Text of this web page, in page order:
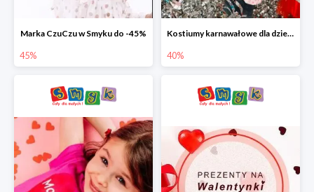
Marka CzuCzu w Smyku do -45%
45%
Kostiumy karnawałowe dla dzieci w Smyku do -40%
40%